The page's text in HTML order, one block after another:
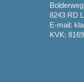
8243 RD
E-mail:
KVK: